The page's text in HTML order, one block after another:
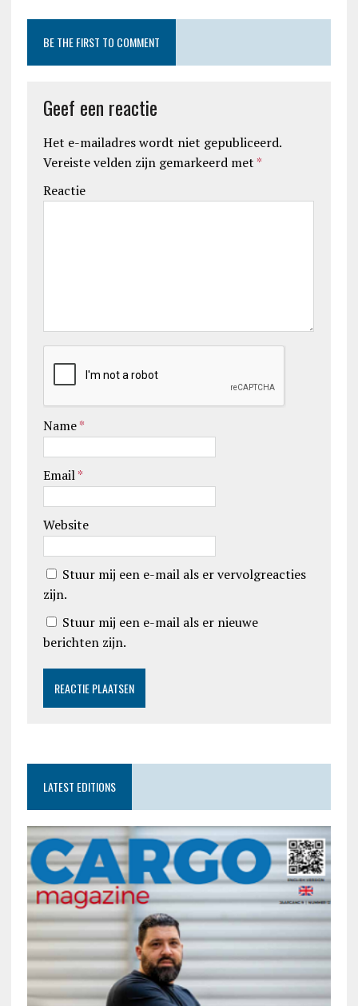
BE THE FIRST TO COMMENT
Geef een reactie
Het e-mailadres wordt niet gepubliceerd.
Vereiste velden zijn gemarkeerd met *
Reactie
Name*
Email*
Website
Stuur mij een e-mail als er vervolgreacties
zijn.
Stuur mij een e-mail als er nieuwe
berichten zijn.
LATEST EDITIONS